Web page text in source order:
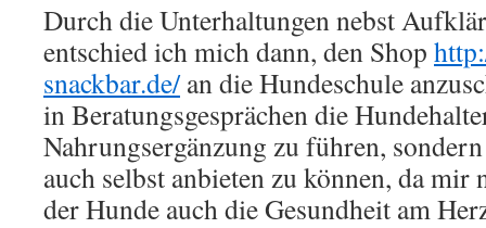
Durch die Unterhaltungen nebst
entschied ich mich dann, den Shop
snackbar.de/an die Hundeschule
in Beratungsgesprächen die
Nahrungsergänzung zu führen,
auch selbst anbieten zu können, da mir
der Hunde auch die Gesundheit am